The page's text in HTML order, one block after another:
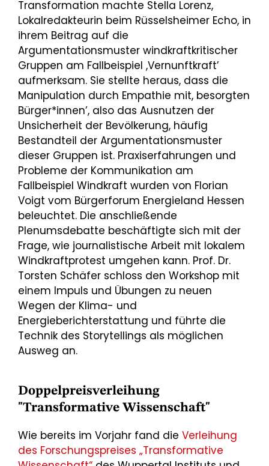
Transformation machte Stella Lorenz,
Lokalredakteurin beim Rüsselsheimer Echo, in
ihrem Beitrag auf die
Argumentationsmuster windkraftkritischer
Gruppen am Fallbeispiel ,Vernunftkraft’
aufmerksam. Sie stellte heraus, dass die
Manipulation durch Empathie mit, besorgten
Bürger*innen’, also das Ausnutzen der
Unsicherheit der Bevölkerung, häufig
Bestandteil der Argumentationsmuster
dieser Gruppen ist. Praxiserfahrungen und
Probleme der Kommunikation am
Fallbeispiel Windkraft wurden von Florian
Voigt vom Bürgerforum Energieland Hessen
beleuchtet. Die anschließende
Plenumsdebatte beschäftigte sich mit der
Frage, wie journalistische Arbeit mit lokalem
Windkraftprotest umgehen kann. Prof. Dr.
Torsten Schäfer schloss den Workshop mit
einem Impuls und Übungen zu neuen
Wegen der Klima- und
Energieberichterstattung und führte die
Technik des Storytellings als möglichen
Ausweg an.
Doppelpreisverleihung
"Transformative Wissenschaft"
Wie bereits im Vorjahr fand die Verleihung
des Forschungspreises „Transformative